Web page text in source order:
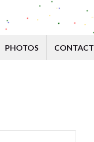
PHOTOS CONTACT